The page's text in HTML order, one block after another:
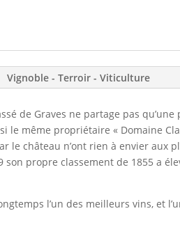
Vignoble - Terroir - Viticulture
de Graves ne partage pas
le même propriétaire « Domaine
le château n’ont rien à envier aux
propre classement de 1855 a
l’un des meilleurs vins, et